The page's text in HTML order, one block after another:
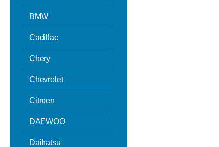
BMW
Cadillac
Chery
Chevrolet
Citroen
DAEWOO
Daihatsu